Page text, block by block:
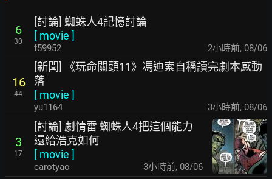
6
30
[討論] 蜘蛛人4記憶討論
[ movie ]
f59952 2小時前, 08/06
16
44
[新聞] 《玩命關頭11》馮迪索自稱讀完劇本感動
落
[ movie ]
yu1164 3小時前, 08/06
3
17
[討論] 劇情雷 蜘蛛人4把這個能力
還給浩克如何
[ movie ]
carotyao 3小時前, 08/06